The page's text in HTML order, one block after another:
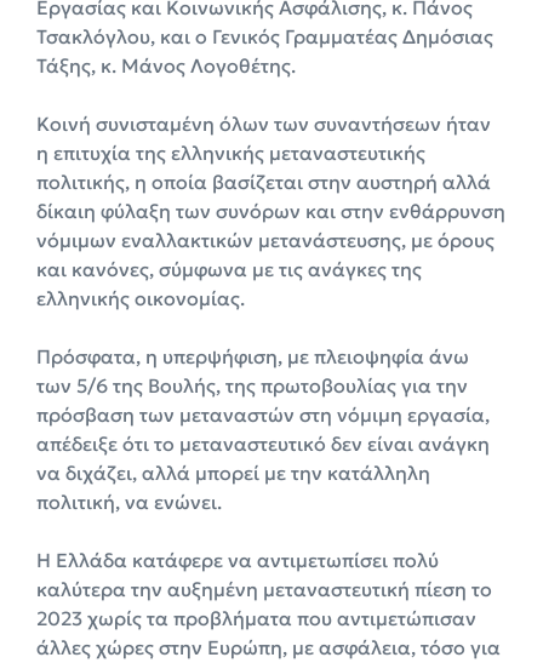
Εργασίας και Κοινωνικής Ασφάλισης, κ. Πάνος
Τσακλόγλου, και ο Γενικός Γραμματέας Δημόσιας
Τάξης, κ. Μάνος Λογοθέτης.
Κοινή συνισταμένη όλων των συναντήσεων ήταν
η επιτυχία της ελληνικής μεταναστευτικής
πολιτικής, η οποία βασίζεται στην αυστηρή αλλά
δίκαιη φύλαξη των συνόρων και στην ενθάρρυνση
νόμιμων εναλλακτικών μετανάστευσης, με όρους
και κανόνες, σύμφωνα με τις ανάγκες της
ελληνικής οικονομίας.
Πρόσφατα, η υπερψήφιση, με πλειοψηφία άνω
των 5/6 της Βουλής, της πρωτοβουλίας για την
πρόσβαση των μεταναστών στη νόμιμη εργασία,
απέδειξε ότι το μεταναστευτικό δεν είναι ανάγκη
να διχάζει, αλλά μπορεί με την κατάλληλη
πολιτική, να ενώνει.
Η Ελλάδα κατάφερε να αντιμετωπίσει πολύ
καλύτερα την αυξημένη μεταναστευτική πίεση το
2023 χωρίς τα προβλήματα που αντιμετώπισαν
άλλες χώρες στην Ευρώπη, με ασφάλεια, τόσο για